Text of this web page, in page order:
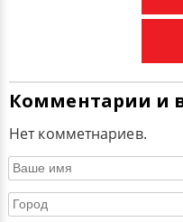
Комментарии и
Нет комметнариев.